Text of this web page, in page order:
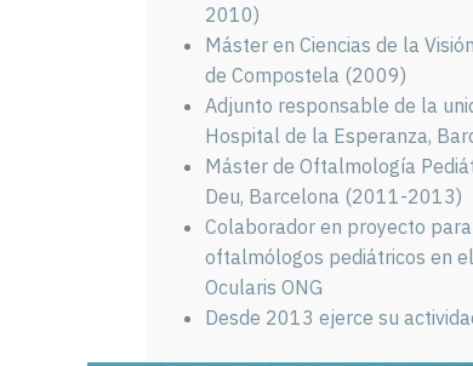
2010)
Máster en Ciencias de la
de Compostela (2009)
Adjunto responsable de la
Hospital de la Esperanza,
Máster de Oftalmología
Deu, Barcelona (2011-2013)
Colaborador en proyecto
oftalmólogos pediátricos en
Ocularis ONG
Desde 2013 ejerce su